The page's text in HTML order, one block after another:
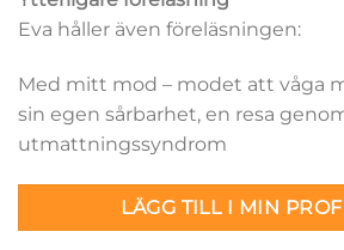
Eva håller även föreläsningen:
Med mitt mod – modet att våga
sin egen sårbarhet, en resa
utmattningssyndrom
LÄGG TILL I MIN